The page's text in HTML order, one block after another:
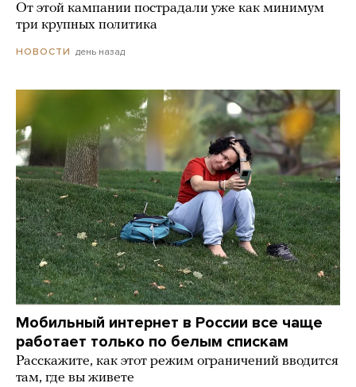
От этой кампании пострадали уже как минимум
три крупных политика
НОВОСТИ день назад
Мобильный интернет в России все чаще
работает только по белым спискам
Расскажите, как этот режим ограничений вводится
там, где вы живете